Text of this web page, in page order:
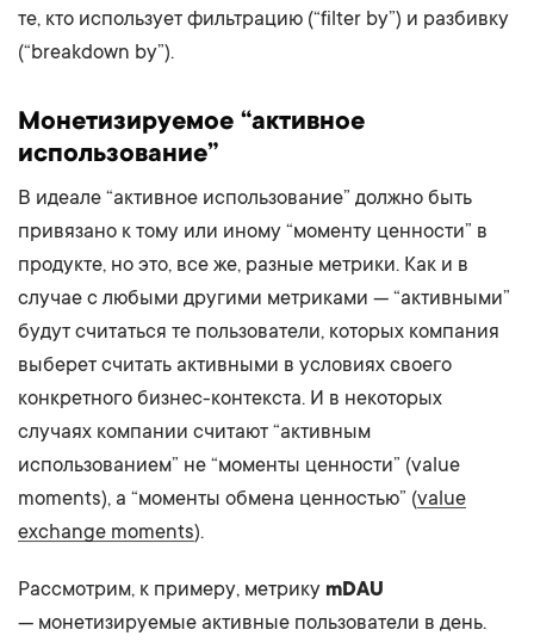
те, кто использует фильтрацию (“filter by”) и разбивку
(“breakdown by”).
Монетизируемое “активное
использование”
В идеале “активное использование” должно быть
привязано к тому или иному “моменту ценности” в
продукте, но это, все же, разные метрики. Как и в
случае с любыми другими метриками — “активными”
будут считаться те пользователи, которых компания
выберет считать активными в условиях своего
конкретного бизнес-контекста. И в некоторых
случаях компании считают “активным
использованием” не “моменты ценности” (value
moments), а “моменты обмена ценностью” (value
exchange moments).
Рассмотрим, к примеру, метрику mDAU
— монетизируемые активные пользователи в день.